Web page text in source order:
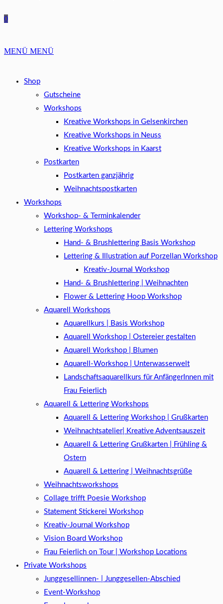
0
MENÜ MENÜ
Shop
Gutscheine
Workshops
Kreative Workshops in Gelsenkirchen
Kreative Workshops in Neuss
Kreative Workshops in Kaarst
Postkarten
Postkarten ganzjährig
Weihnachtspostkarten
Workshops
Workshop- & Terminkalender
Lettering Workshops
Hand- & Brushlettering Basis Workshop
Lettering & Illustration auf Porzellan Workshop
Kreativ-Journal Workshop
Hand- & Brushlettering | Weihnachten
Flower & Lettering Hoop Workshop
Aquarell Workshops
Aquarellkurs | Basis Workshop
Aquarell Workshop | Ostereier gestalten
Aquarell Workshop | Blumen
Aquarell-Workshop | Unterwasserwelt
Landschaftsaquarellkurs für AnfängerInnen mit
Frau Feierlich
Aquarell & Lettering Workshops
Aquarell & Lettering Workshop | Grußkarten
Weihnachtsatelier| Kreative Adventsauszeit
Aquarell & Lettering Grußkarten | Frühling &
Ostern
Aquarell & Lettering | Weihnachtsgrüße​
Weihnachtsworkshops
Collage trifft Poesie Workshop
Statement Stickerei Workshop
Kreativ-Journal Workshop
Vision Board Workshop
Frau Feierlich on Tour | Workshop Locations
Private Workshops
Junggesellinnen- | Junggesellen-Abschied
Event-Workshop